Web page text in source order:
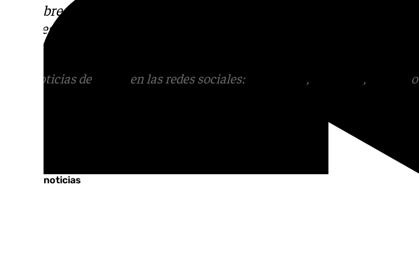
Descubre más noticias de
sociales:
con nosotros en el correo
Más noticias de en las redes sociales: , , o
Últimas noticias